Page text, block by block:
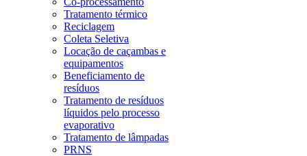
Tratamento térmico
Reciclagem
Coleta Seletiva
Locação de caçambas e
equipamentos
Beneficiamento de
resíduos
Tratamento de resíduos
líquidos pelo processo
evaporativo
Tratamento de lâmpadas
PRNS